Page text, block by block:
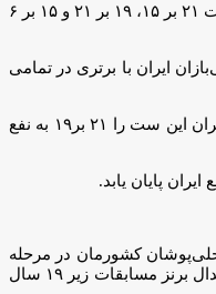
۱۸ ساله) در دیدار رده‌بندی به مصاف مکزیک )لارس – کارلوس اندرس) رفت و دو بر یک و با امتیازات ۲۱ بر ۱۵، ۱۹ بر ۲۱ و ۱۵ بر ۶
مساوی شدند و در نیمه ست بار دیگر ساحلی‌بازان ایران با برتری در تمامی
در دومین ست دو تیم بازی پایاپایی داشتند و در میانه بازی مکزیک دو اختلاف امتیاز از حریف ایجاد کرد و در نهایت با حفظ این اختلاف و با استفاده از اشتباهات فردی و خستگی بازیکنان ایران این ست را ۲۱ بر۱۹ به نفع
ساحلی‌پوشان کشورمان در مرحله
یک چهارم نهایی شیلی را از پیش رو برداشتند و در مرحله یک چهارم نهایی موفق به شکست لهستان شدند. در دیدار نیمه نهایی برابر لتونی مغلوب شدند و در نهایت با پیروزی برابر مکزیک مدال برنز مسابقات زیر ۱۹ سال